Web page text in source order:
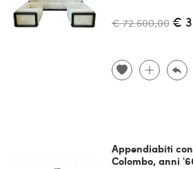
€ 72.600,00 €
Appendiabiti
Colombo, anni